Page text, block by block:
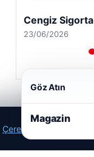
Cengiz Sigorta
23/06/2026
Çerez Politikamız
Göz Atın
Magazin